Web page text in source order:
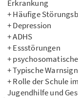
Erkrankung
+ Häufige
+ Depression
+ ADHS
+ Essstörungen
+
+ Typische
+ Rolle der Schule
Jugendhilfe und